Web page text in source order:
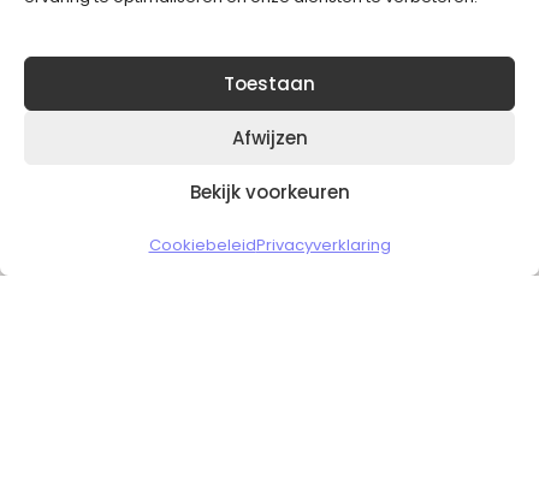
Toestaan
Afwijzen
Bekijk voorkeuren
CookiebeleidPrivacyverklaring